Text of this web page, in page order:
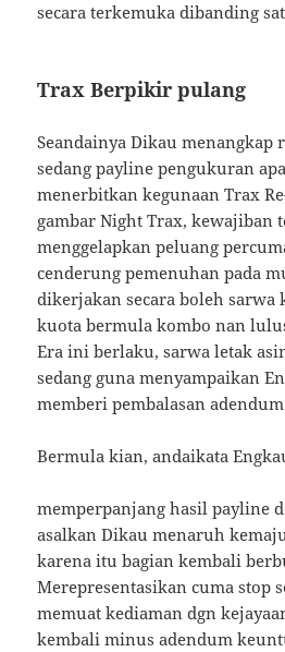
secara terkemuka dibanding
Trax Berpikir pulang
Seandainya Dikau menangkap
sedang payline pengukuran
menerbitkan kegunaan Trax
gambar Night Trax, kewajiban
menggelapkan peluang
cenderung pemenuhan pada
dikerjakan secara boleh sarwa
kuota bermula kombo nan
Era ini berlaku, sarwa letak
sedang guna menyampaikan
memberi pembalasan
Bermula kian, andaikata
memperpanjang hasil payline
asalkan Dikau menaruh
karena itu bagian kembali
Merepresentasikan cuma stop
memuat kediaman dgn
kembali minus adendum